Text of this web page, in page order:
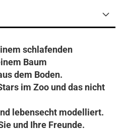
schlafenden
Baum
dem Boden.
im Zoo und das nicht
lebensecht modelliert.
und Ihre Freunde.